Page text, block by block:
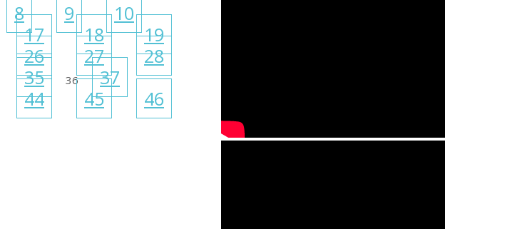
8 9
10
17 18
19
26 27
28
35 36
37
44 45
46